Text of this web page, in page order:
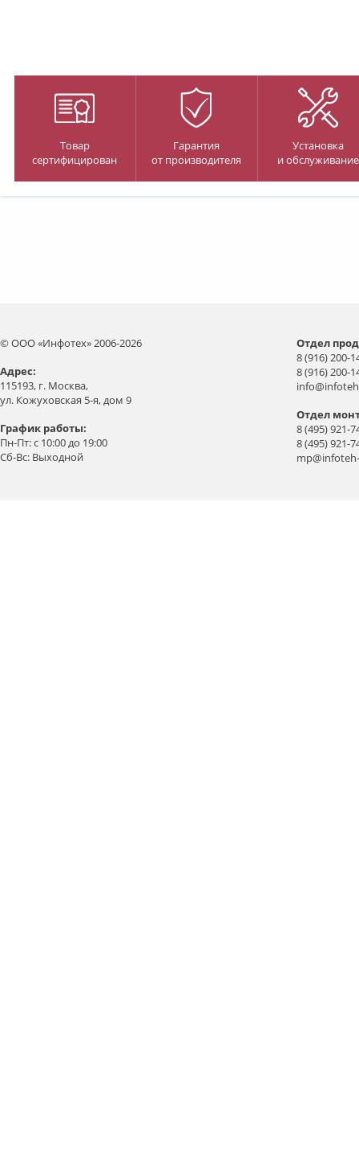
Товар
сертифицирован
Гарантия
от производителя
Установка
и обслуживание
© ООО «Инфотех» 2006-2026
Aдрес:
115193, г. Москва,
ул. Кожуховская 5-я, дом 9
График работы:
Пн-Пт: с 10:00 до 19:00
Сб-Вс: Выходной
Отдел
8 (916) 200-
8 (916) 200-
Отдел
8 (495) 921-
8 (495) 921-